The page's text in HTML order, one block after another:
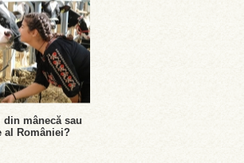
mânecă sau
al României?